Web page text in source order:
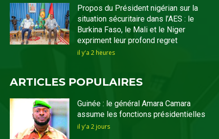
Propos du Président nigérian sur la
situation sécuritaire dans l’AES : le
Burkina Faso, le Mali et le Niger
expriment leur profond regret
il y'a 2 heures
ARTICLES POPULAIRES
Guinée : le général Amara Camara
assume les fonctions présidentielles
il y'a 2 jours